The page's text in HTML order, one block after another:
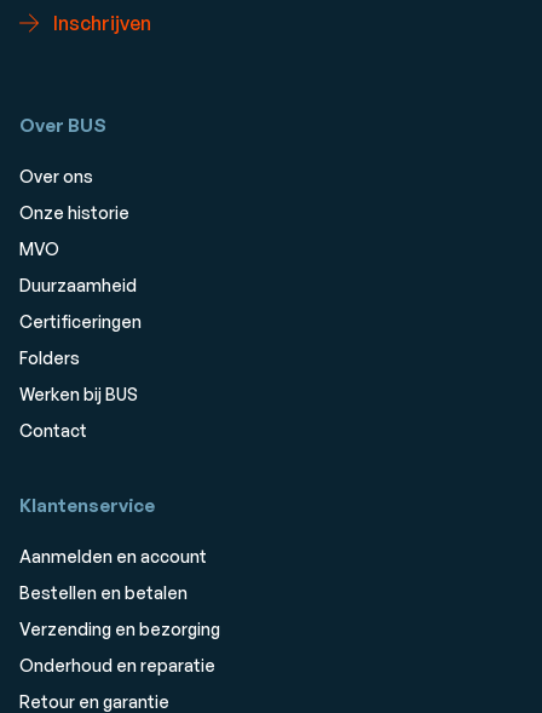
Inschrijven
Over BUS
Over ons
Onze historie
MVO
Duurzaamheid
Certificeringen
Folders
Werken bij BUS
Contact
Klantenservice
Aanmelden en account
Bestellen en betalen
Verzending en bezorging
Onderhoud en reparatie
Retour en garantie